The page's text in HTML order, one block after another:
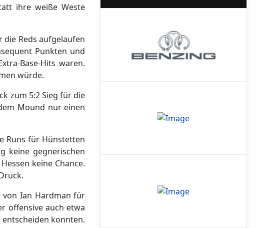
ihre weiße Weste
die Reds aufgelaufen
Punkten und
Base-Hits waren.
würde.
zum 5:2 Sieg für die
Mound nur einen
Runs für Hünstetten
keine gegnerischen
keine Chance.
von Ian Hardman für
offensive auch etwa
konnten.